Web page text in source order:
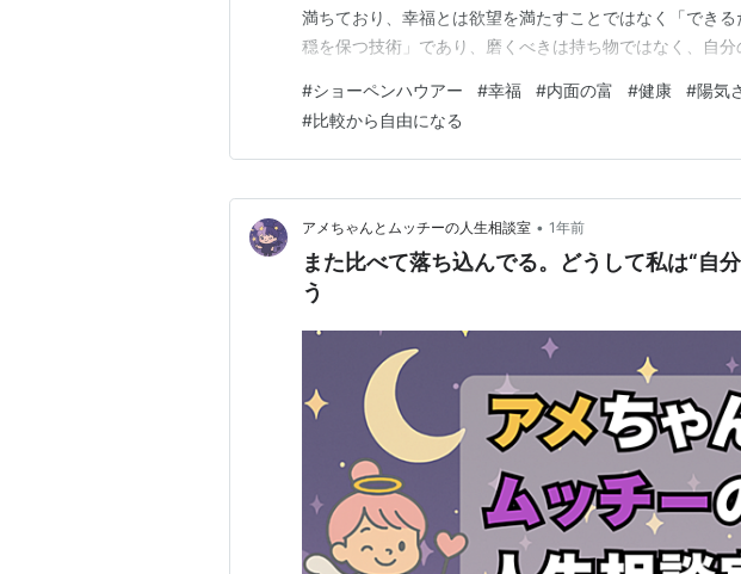
満ちており、幸福とは欲望を満たすことではなく「でき
穏を保つ技術」であり、磨くべきは持ち物ではなく、自
「もっと環境がよくなれば」と外ばかり見てしまっていま
の「財宝」 ショーペンハウアーは、アリストテレ…
#ショーペンハウアー #幸福 #内面の富 #健康 #陽気
#比較から自由になる
アメちゃんとムッチーの人生相談室 • 1年前
また比べて落ち込んでる。どうして私は“自
う